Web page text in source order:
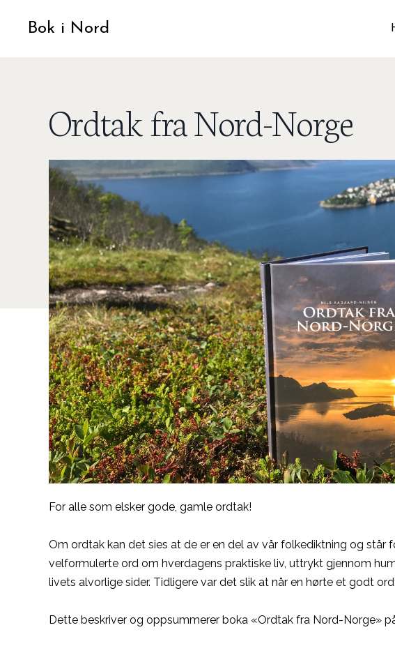
Bok i Nord
Ordtak fra Nord-Norge
For alle som elsker gode, gamle ordtak!
Om ordtak kan det sies at de er en del av vår folkediktning og står
velformulerte ord om hverdagens praktiske liv, uttrykt gjennom
livets alvorlige sider. Tidligere var det slik at når en hørte et godt
Dette beskriver og oppsummerer boka «Ordtak fra Nord-Norge»